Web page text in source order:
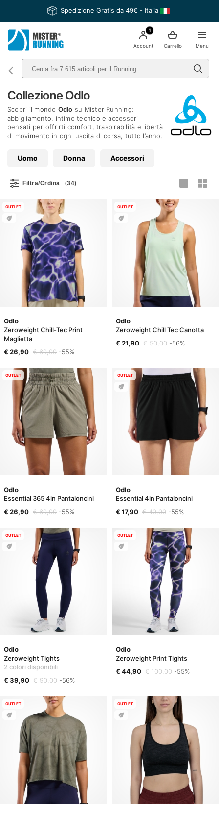
Spedizione Gratis da 49€ - Italia
Menu
Carrello
1
Account
Collezione Odlo
Scopri il mondo Odlo su Mister Running:
abbigliamento, intimo tecnico e accessori
pensati per offrirti comfort, traspirabilità e libertà
di movimento in ogni uscita di corsa, tutto l’anno.
Uomo Donna Accessori
Filtra/Ordina (34)
Odlo
Zeroweight Chill-Tec Print
Maglietta
€ 26,90 € 60,00 -55%
OUTLET
Odlo
Zeroweight Chill Tec Canotta
€ 21,90 € 50,00 -56%
OUTLET
Odlo
Essential 365 4in Pantaloncini
€ 26,90 € 60,00 -55%
OUTLET
Odlo
Essential 4in Pantaloncini
€ 17,90 € 40,00 -55%
OUTLET
Odlo
Zeroweight Tights
2 colori disponibili
€ 39,90 € 90,00 -56%
OUTLET
Odlo
Zeroweight Print Tights
€ 44,90 € 100,00 -55%
OUTLET
OUTLET OUTLET